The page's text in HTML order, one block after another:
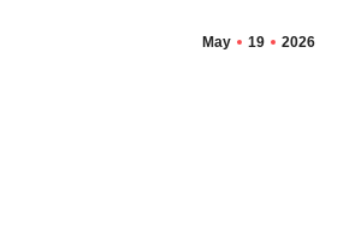
May 19 2026